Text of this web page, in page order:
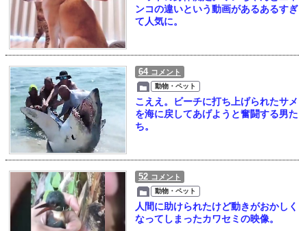
ンコの違いという動画があるあるすぎ
て人気に。
64 コメント
動物・ペット
こええ。ビーチに打ち上げられたサメ
を海に戻してあげようと奮闘する男た
ち。
52 コメント
動物・ペット
人間に助けられたけど動きがおかしく
なってしまったカワセミの映像。